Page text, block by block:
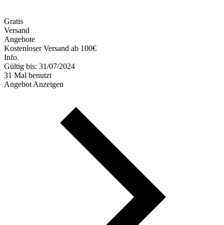
Gratis
Versand
Angebote
Kostenloser Versand ab 100€
Info.
Gültig bis: 31/07/2024
31 Mal benutzt
Angebot Anzeigen